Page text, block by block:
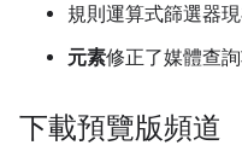
規則運算式篩選器
元素修正了媒體查
下載預覽版頻道